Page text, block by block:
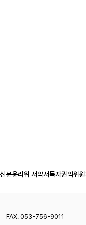
신문윤리위 서약서독자권익위
FAX. 053-756-9011